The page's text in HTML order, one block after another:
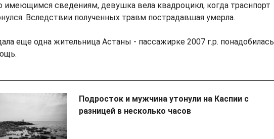
имеющимся сведениям, девушка вела квадроцикл, когда траснпорт
Вследствии полученных травм пострадавшая умерла.
еще одна жительница Астаны - пассажирке 2007 г.р. понадобилась
Подросток и мужчина утонули на Каспии с
разницей в несколько часов